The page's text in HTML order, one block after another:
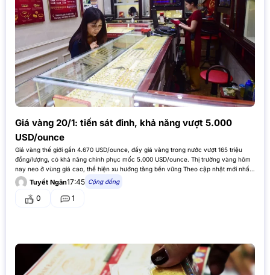
Giá vàng 20/1: tiến sát đỉnh, khả năng vượt 5.000
USD/ounce
Giá vàng thế giới gần 4.670 USD/ounce, đẩy giá vàng trong nước vượt 165 triệu
đồng/lượng, có khả năng chinh phục mốc 5.000 USD/ounce. Thị trường vàng hôm
nay neo ở vùng giá cao, thể hiện xu hướng tăng bền vững Theo cập nhật mới nhất
từ thị trường, cả…
Tuyết Ngân17:45 Cộng đồng
0 1